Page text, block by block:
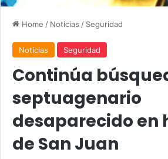
Home / Noticias / Seguridad
Noticias Seguridad
Continúa
septuagenario
desaparecido en
de San Juan